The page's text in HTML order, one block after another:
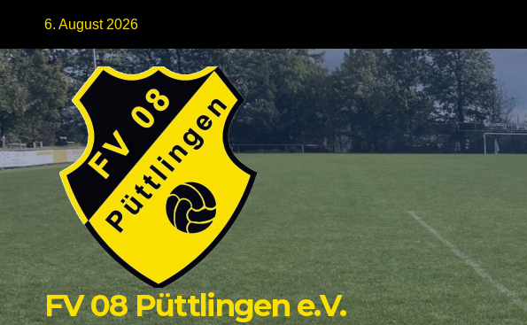
content
6. August 2026
FV 08 Püttlingen e.V.